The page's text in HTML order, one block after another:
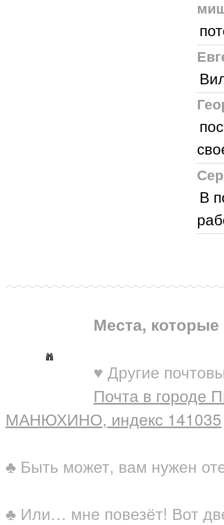
В
Места, которые
♥ Другие
Почта в городе
МАНЮХИНО, индекс 141035
♣ Быть может, вам нужен
♣ Или… мне повезёт! Вот